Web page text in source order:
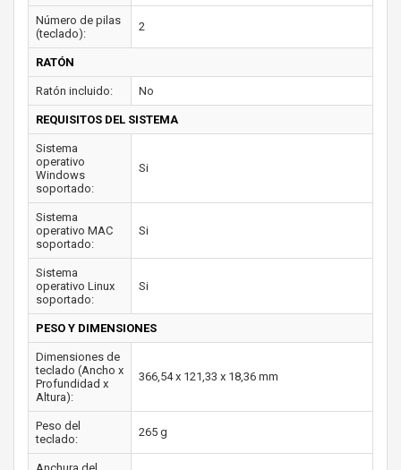
Número de pilas
(teclado):
2
RATÓN
Ratón incluido: No
REQUISITOS DEL SISTEMA
Sistema
operativo
Windows
soportado:
Si
Sistema
operativo MAC
soportado:
Si
Sistema
operativo Linux
soportado:
Si
PESO Y DIMENSIONES
Dimensiones de
teclado (Ancho x
Profundidad x
Altura):
366,54 x 121,33 x 18,36 mm
Peso del
teclado:
265 g